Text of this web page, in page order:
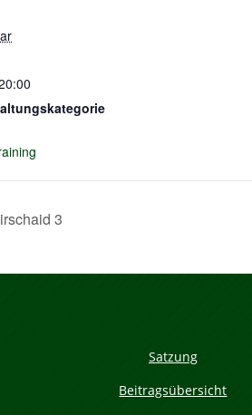
3
Satzung
Beitragsübersicht